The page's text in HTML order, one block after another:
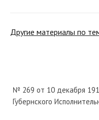
Другие материалы по
№ 269 от 10 декабря
Губернского